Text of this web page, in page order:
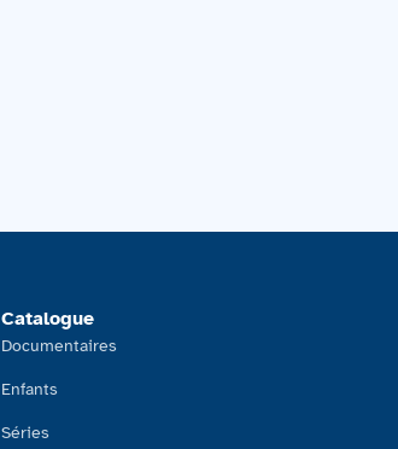
Catalogue
Documentaires
Enfants
Séries